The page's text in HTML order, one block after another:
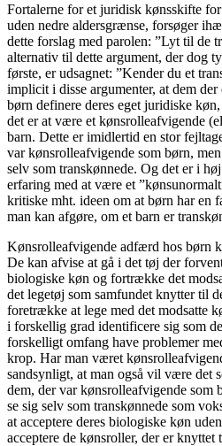
Fortalerne for et juridisk kønsskifte
uden nedre aldersgrænse, forsøger
dette forslag med parolen: ”Lyt til de
alternativ til dette argument, der dog
første, er udsagnet: ”Kender du et
implicit i disse argumenter, at dem
børn definere deres eget juridiske
det er at være et kønsrolleafvigende
barn. Dette er imidlertid en stor
var kønsrolleafvigende som børn,
selv som transkønnede. Og det er i
erfaring med at være et
kritiske mht. ideen om at børn har en
man kan afgøre, om et barn er
Kønsrolleafvigende adfærd hos børn
De kan afvise at gå i det tøj der
biologiske køn og fortrække det
det legetøj som samfundet knytter til
foretrække at lege med det modsatte
i forskellig grad identificere sig som
forskelligt omfang have problemer
krop. Har man været
sandsynligt, at man også vil være det
dem, der var kønsrolleafvigende
se sig selv som transkønnede som
at acceptere deres biologiske køn
acceptere de kønsroller, der er knyttet